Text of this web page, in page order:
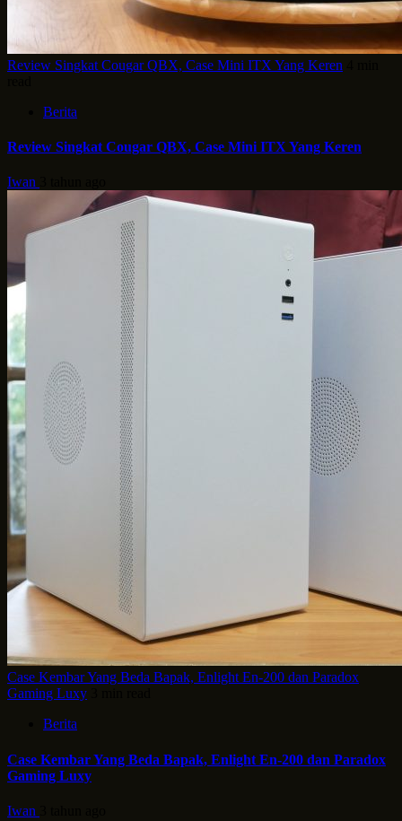
Review Singkat Cougar QBX, Case Mini ITX Yang Keren
Berita
Review Singkat Cougar QBX, Case Mini ITX Yang Keren
Iwan
Case Kembar Yang Beda Bapak, Enlight En-200 dan Paradox
Gaming Luxy
Berita
Case Kembar Yang Beda Bapak, Enlight En-200 dan Paradox
Gaming Luxy
Iwan